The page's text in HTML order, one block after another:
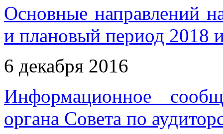
Основные направлений
и плановый период 2018
6 декабря 2016
Информационное
органа Совета по